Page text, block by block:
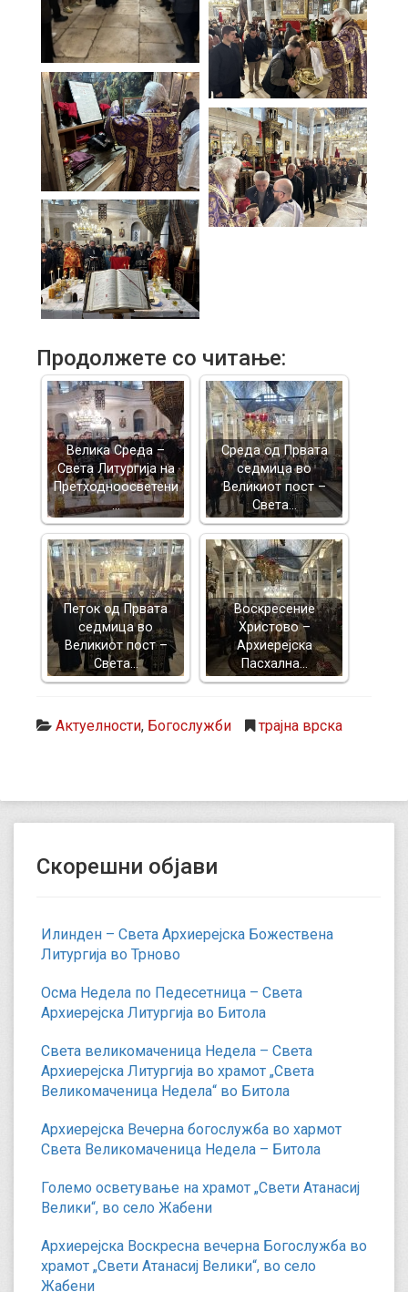
Продолжете со читање:
Велика Среда –
Света Литургија на
Претходноосветени
…
Среда од Првата
седмица во
Великиот пост –
Света…
Петок од Првата
седмица во
Великиот пост –
Света…
Воскресение
Христово –
Архиерејска
Пасхална…
Актуелности, Богослужби трајна врска
Скорешни објави
Илинден – Света Архиерејска Божествена
Литургија во Трново
Осма Недела по Педесетница – Света
Архиерејска Литургија во Битола
Света великомаченица Недела – Света
Архиерејска Литургија во храмот „Света
Великомаченица Недела“ во Битола
Архиерејска Вечерна богослужба во хармот
Света Великомаченица Недела – Битола
Големо осветување на храмот „Свети Атанасиј
Велики“, во село Жабени
Архиерејска Воскресна вечерна Богослужба во
храмот „Свети Атанасиј Велики“, во село
Жабени